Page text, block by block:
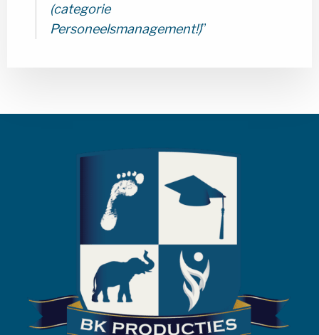
(categorie
Personeelsmanagement!)